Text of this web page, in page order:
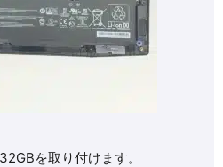
を取り付けます。